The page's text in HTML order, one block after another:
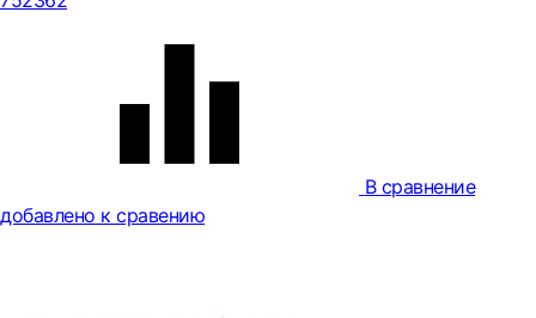
В сравнение
добавлено к сравению